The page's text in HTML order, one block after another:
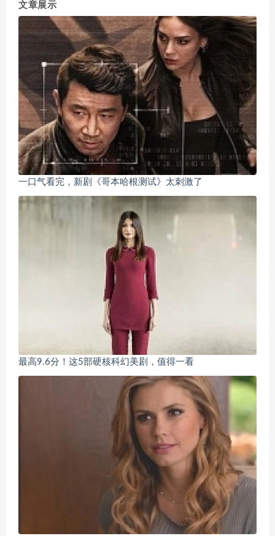
文章展示
一口气看完，新剧《哥本哈根测试》太刺激了
最高9.6分！这5部硬核科幻美剧，值得一看